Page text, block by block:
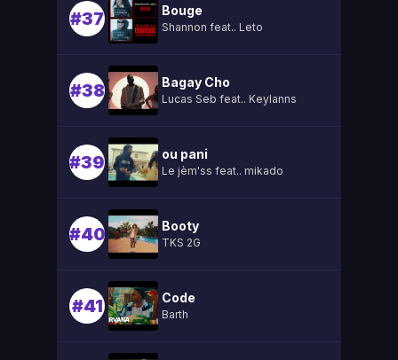
#37 Bouge
Shannon feat.. Leto
#38 Bagay Cho
Lucas Seb feat.. Keylanns
#39 ou pani
Le jèm'ss feat.. mikado
#40 Booty
TKS 2G
#41 Code
Barth